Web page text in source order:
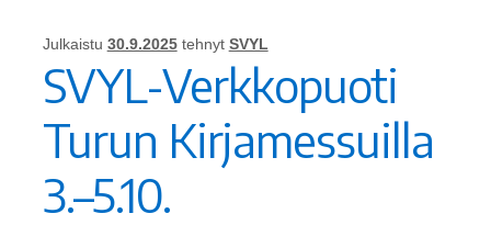
Julkaistu 30.9.2025 tehnyt SVYL
SVYL-Verkkopuoti
Turun Kirjamessuilla
3.–5.10.